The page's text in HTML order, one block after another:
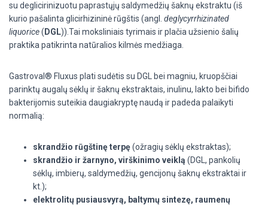
su deglicirinizuotu paprastųjų saldymedžių šaknų ekstraktu (iš
kurio pašalinta glicirhizininė rūgštis (angl.
deglycyrrhizinated
liquorice( DGL)).Tai moksliniais tyrimais ir plačia užsienio šalių
praktika patikrinta natūralios kilmės medžiaga.
Gastroval® Fluxus plati sudėtis su DGL bei magniu, kruopščiai
parinktų augalų sėklų ir šaknų ekstraktais, inulinu, lakto bei bifido
bakterijomis suteikia daugiakryptę naudą irpadeda palaikyti
normalią:
skrandžio rūgštinę terpę(ožragių sėklų ekstraktas);
skrandžio ir žarnyno, virškinimo veiklą (DGL, pankolių
sėklų, imbierų, saldymedžių, gencijonų šaknų ekstraktai ir
kt.);
elektrolitų pusiausvyrą, baltymų sintezę, raumenų